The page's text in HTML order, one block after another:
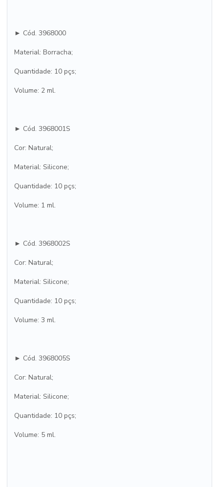
► Cód. 3968000
Material: Borracha;
Quantidade: 10 pçs;
Volume: 2 ml.
► Cód. 3968001S
Cor: Natural;
Material: Silicone;
Quantidade: 10 pçs;
Volume: 1 ml.
► Cód. 3968002S
Cor: Natural;
Material: Silicone;
Quantidade: 10 pçs;
Volume: 3 ml.
► Cód. 3968005S
Cor: Natural;
Material: Silicone;
Quantidade: 10 pçs;
Volume: 5 ml.